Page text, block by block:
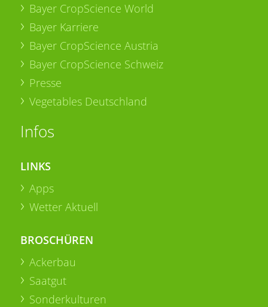
Bayer CropScience World
Bayer Karriere
Bayer CropScience Austria
Bayer CropScience Schweiz
Presse
Vegetables Deutschland
Infos
LINKS
Apps
Wetter Aktuell
BROSCHÜREN
Ackerbau
Saatgut
Sonderkulturen